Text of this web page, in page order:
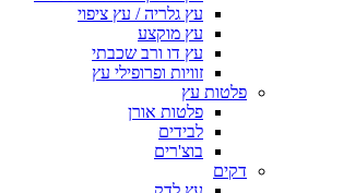
עץ גלריה / עץ ציפוי
עץ מוקצע
עץ דו ורב שכבתי
זוויות ופרופילי עץ
פלטות עץ
פלטות אורן
לבידים
בוצ'רים
דקים